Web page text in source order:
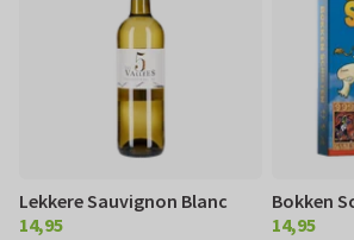
Lekkere Sauvignon Blanc
€ 14,95
14,95
Bokken
€ 14,95
14,95